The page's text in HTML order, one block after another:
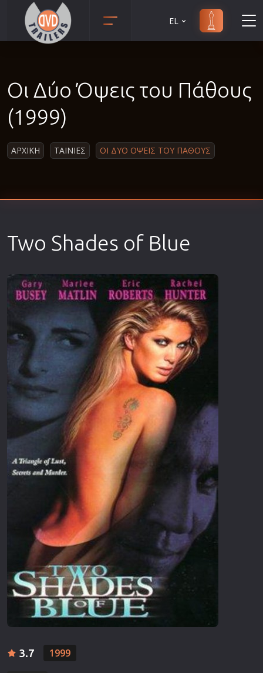
Αισθηματικές
Β' Παγκόσμιος Πόλεμος
Δραματικές
Ελληνικός Κινηματογράφος
Εποχής
Ερωτικές
Ευρωπαικός Κινηματογράφος
Θρησκευτικές
Θρίλερ
Ιστορικές
Καταστροφής
Κλασσικές
EL
Οι Δύο Όψεις του Πάθους
(1999)
ΑΡΧΙΚΗ ΤΑΙΝΙΕΣ ΟΙ ΔΥΟ ΟΨΕΙΣ ΤΟΥ ΠΑΘΟΥΣ
Two Shades of Blue
3.7 1999